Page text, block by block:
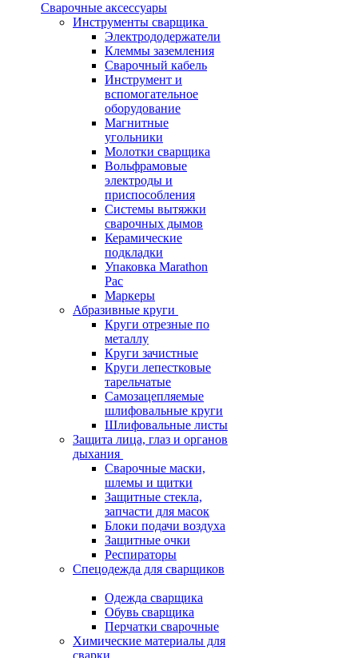
Сварочные аксессуары
Инструменты сварщика
Электрододержатели
Клеммы заземления
Сварочный кабель
Инструмент и
вспомогательное
оборудование
Магнитные
угольники
Молотки сварщика
Вольфрамовые
электроды и
приспособления
Системы вытяжки
сварочных дымов
Керамические
подкладки
Упаковка Marathon
Pac
Маркеры
Абразивные круги
Круги отрезные по
металлу
Круги зачистные
Круги лепестковые
тарельчатые
Самозацепляемые
шлифовальные круги
Шлифовальные листы
Защита лица, глаз и органов
дыхания
Сварочные маски,
шлемы и щитки
Защитные стекла,
запчасти для масок
Блоки подачи воздуха
Защитные очки
Респираторы
Спецодежда для сварщиков
Одежда сварщика
Обувь сварщика
Перчатки сварочные
Химические материалы для
сварки